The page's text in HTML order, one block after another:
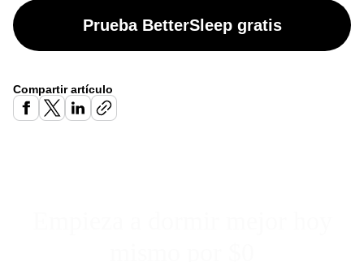
Prueba BetterSleep gratis
Compartir artículo